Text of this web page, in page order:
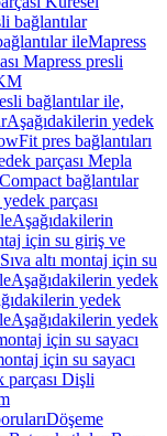
bağlantılar
ileMapress
Mapress presli
bağlantılar ile,
Aşağıdakilerin yedek
pres bağlantıları
parçası Mepla
Compact bağlantılar
parçası
Aşağıdakilerin
için su giriş ve
altı montaj için su
Aşağıdakilerin yedek
yedek
Aşağıdakilerin yedek
için su sayacı
için su sayacı
parçası Dişli
Döşeme